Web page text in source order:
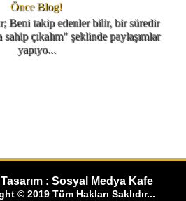
Önce Blog!
Beni takip edenler bilir, bir süredir
çıkalım" şeklinde paylaşımlar
yapıyo...
: Sosyal Medya Kafe
© 2019 Tüm Hakları Saklıdır...